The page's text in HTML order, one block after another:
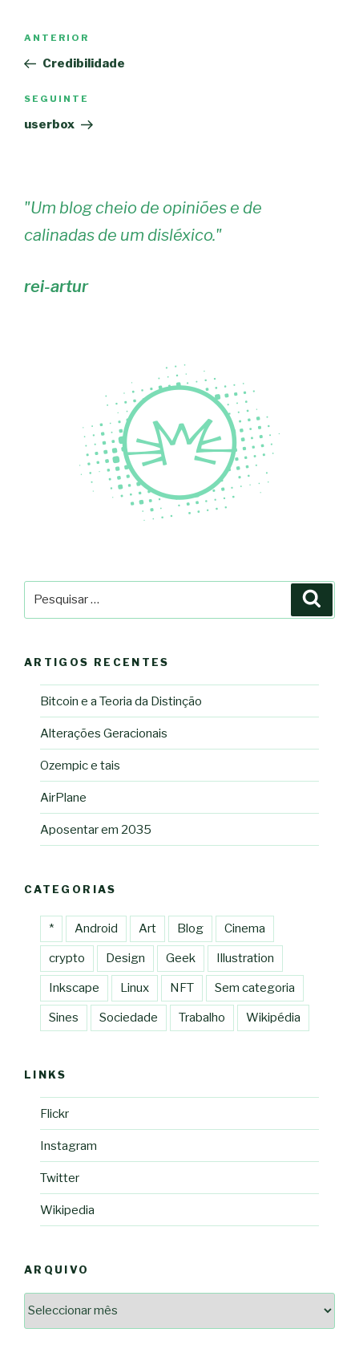
artigos
Conteúdo
anterior
ANTERIOR
Credibilidade
Conteúdo
seguinte
SEGUINTE
userbox
"Um blog cheio de opiniões e de
calinadas de um disléxico."
rei-artur
ARTIGOS RECENTES
Bitcoin e a Teoria da Distinção
Alterações Geracionais
Ozempic e tais
AirPlane
Aposentar em 2035
CATEGORIAS
* Android Art Blog Cinema
crypto Design Geek Illustration
Inkscape Linux NFT Sem categoria
Sines Sociedade Trabalho Wikipédia
LINKS
Flickr
Instagram
Twitter
Wikipedia
ARQUIVO